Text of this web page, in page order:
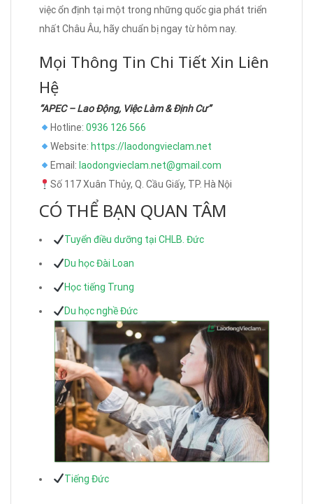
việc ổn định tại một trong những quốc gia phát triển
nhất Châu Âu, hãy chuẩn bị ngay từ hôm nay.
Mọi Thông Tin Chi Tiết Xin Liên
Hệ
“APEC – Lao Động, Việc Làm & Định Cư”
Hotline: 0936 126 566
Website: https://laodongvieclam.net
Email: laodongvieclam.net@gmail.com
Số 117 Xuân Thủy, Q. Cầu Giấy, TP. Hà Nội
CÓ THỂ BẠN QUAN TÂM
Tuyển điều dưỡng tại CHLB. Đức
Du học Đài Loan
Học tiếng Trung
Du học nghề Đức
Tiếng Đức